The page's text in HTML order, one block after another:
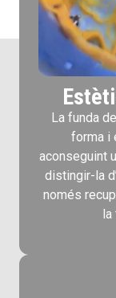
La funda
forma i
aconseguint
distingir-la
només
la